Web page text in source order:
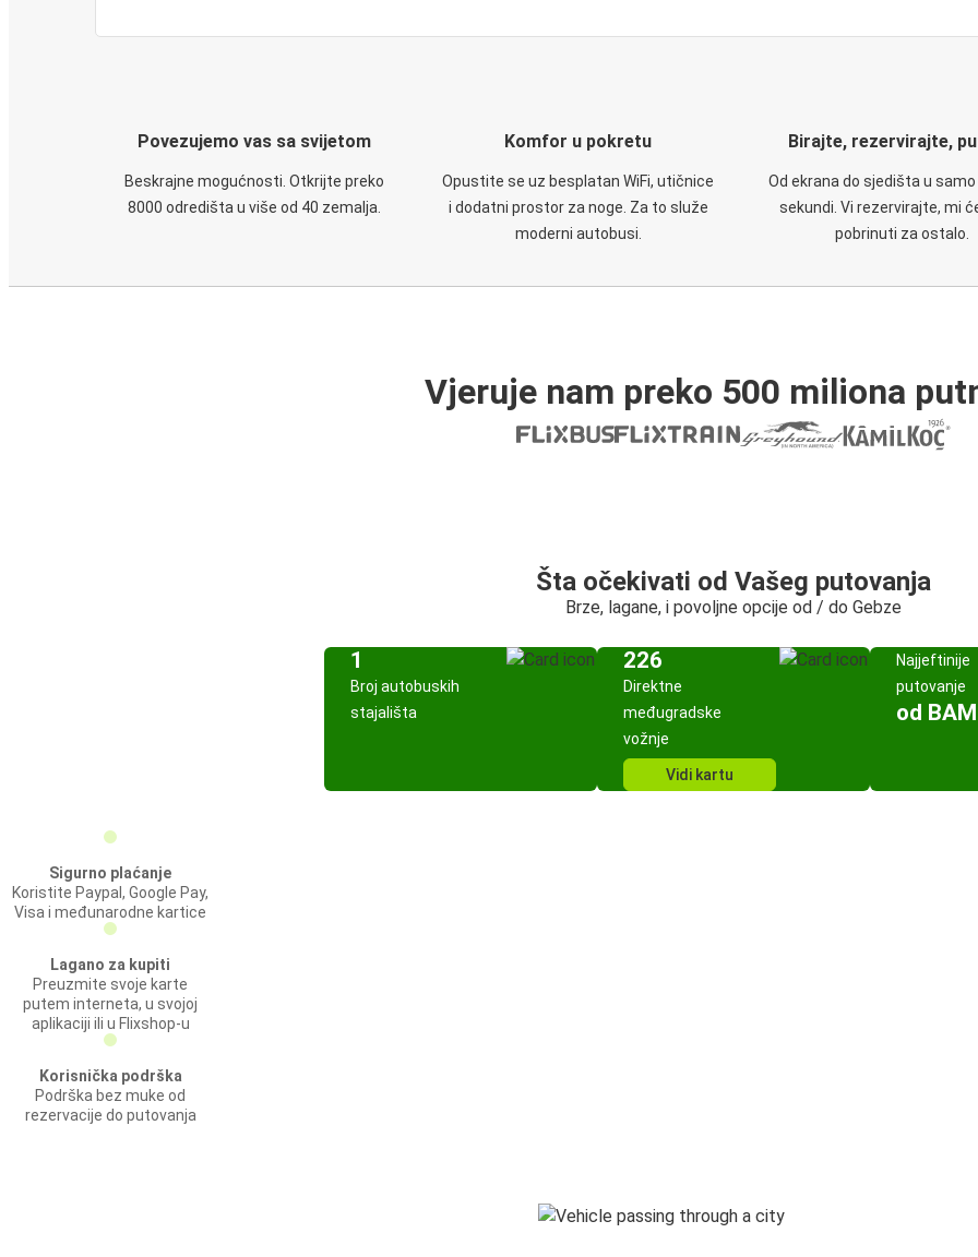
Povezujemo vas sa svijetom
Beskrajne mogućnosti. Otkrijte preko
8000 odredišta u više od 40 zemalja.
Komfor u pokretu
Opustite se uz besplatan WiFi, utičnice
i dodatni prostor za noge. Za to služe
moderni autobusi.
Birajte, rezervirajte,
Od ekrana do sjedišta u samo
sekundi. Vi rezervirajte, mi
pobrinuti za ostalo.
Vjeruje nam preko 500 miliona
Šta očekivati od Vašeg putovanja
Brze, lagane, i povoljne opcije od / do Gebze
1
Broj autobuskih
stajališta
226
Direktne
međugradske
vožnje
Vidi kartu
Najjeftinije
putovanje
od
Sigurno plaćanje
Koristite Paypal, Google Pay,
Visa i međunarodne kartice
Lagano za kupiti
Preuzmite svoje karte
putem interneta, u svojoj
aplikaciji ili u Flixshop-u
Korisnička podrška
Podrška bez muke od
rezervacije do putovanja